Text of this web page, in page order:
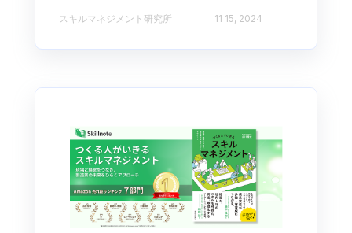
スキルマネジメント研究所 11 15, 2024